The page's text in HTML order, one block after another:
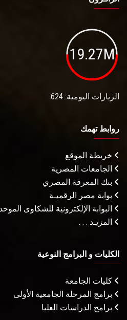
19.27M
الزيارات اليومية: 624
روابط تهمك
خريطة الموقع
الجامعات المصرية
بنك المعرفة المصري
بوابة مصر الرقميـة
البوابة الإلكترونية للشكاوى
المزيـد . . .
الكليات و البرامج النوعية
كليات الجامعة
برامج المرحلة الجامعية الأولى
برامج الدراسات العليا